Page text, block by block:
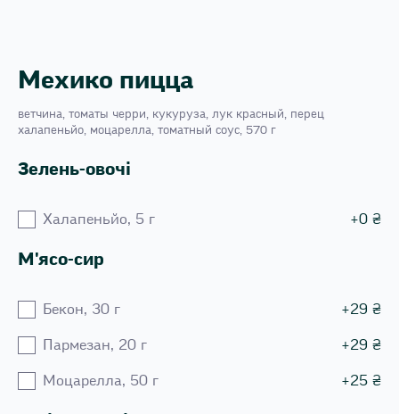
Мехико пицца
ветчина, томаты черри, кукуруза, лук красный, перец
халапеньйо, моцарелла, томатный соус, 570 г
Зелень-овочі
Халапеньйо, 5 г +0 ₴
М'ясо-сир
Бекон, 30 г +29 ₴
Пармезан, 20 г +29 ₴
Моцарелла, 50 г +25 ₴